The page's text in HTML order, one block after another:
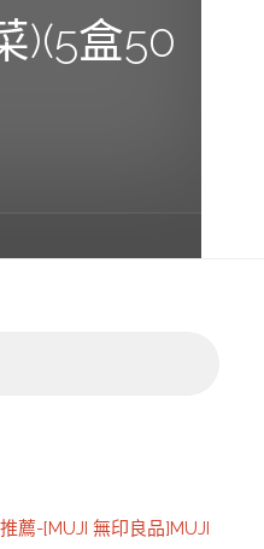
)(5盒50
薦-[MUJI 無印良品]MUJI